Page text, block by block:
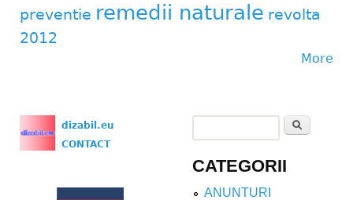
preventie remedii naturale revolta
2012
More
dizabil.eu
CONTACT
Search form
CATEGORII
ANUNTURI